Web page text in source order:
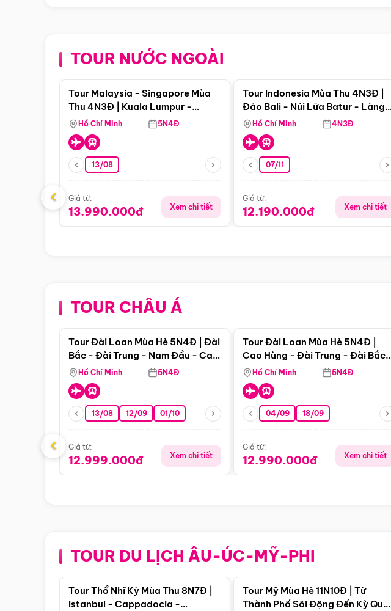
TOUR NƯỚC NGOÀI
Điểm nổi bật
Tour Malaysia - Singapore Mùa
Thu 4N3Đ | Kuala Lumpur -
Malacca - Johor Baru -
Singapore
Hồ Chí Minh 5N4Đ
13/08
Giá từ:
13.990.000đ Xem chi tiết
Tour Indonesia Mùa Thu 4N3Đ |
Đảo Bali - Núi Lửa Batur - Làng
Penglipuran
Hồ Chí Minh 4N3Đ
07/11
Giá từ:
12.190.000đ Xem chi tiết
‹
TOUR CHÂU ÁĐiểm nổi bật
Tour Đài Loan Mùa Hè 5N4Đ | Đài
Bắc - Đài Trung - Nam Đầu - Cao
Hùng ( Bay Vn)
Hồ Chí Minh 5N4Đ
13/08 12/09 01/10
Giá từ:
12.999.000đ Xem chi tiết
Tour Đài Loan Mùa Hè 5N4Đ |
Cao Hùng - Đài Trung - Đài Bắc
(Bay Vj)
Hồ Chí Minh 5N4Đ
04/09 18/09
Giá từ:
12.990.000đ Xem chi tiết
‹
TOUR DU LỊCH ÂU-ÚC-MỸ-PHI
Điểm nổi bật
Tour Thổ Nhĩ Kỳ Mùa Thu 8N7Đ |
Istanbul - Cappadocia -
Tour Mỹ Mùa Hè 11N10Đ | Từ
Thành Phố Sôi Động Đến Kỳ Quan